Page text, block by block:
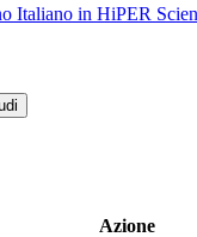
Italiano in HiPER
Azione